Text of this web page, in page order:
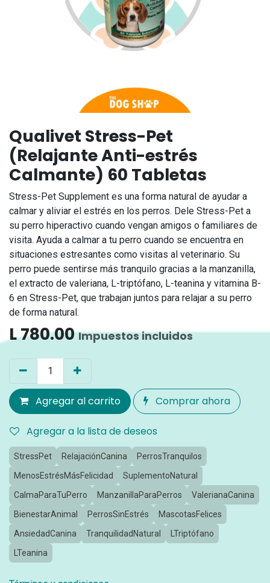
Qualivet Stress-Pet
(Relajante Anti-estrés
Calmante) 60 Tabletas
Stress-Pet Supplement es una forma natural de ayudar a
calmar y aliviar el estrés en los perros. Dele Stress-Pet a
su perro hiperactivo cuando vengan amigos o familiares de
visita. Ayuda a calmar a tu perro cuando se encuentra en
situaciones estresantes como visitas al veterinario. Su
perro puede sentirse más tranquilo gracias a la manzanilla,
el extracto de valeriana, L-triptófano, L-teanina y vitamina B-
6 en Stress-Pet, que trabajan juntos para relajar a su perro
de forma natural.
L780.00 Impuestos incluidos
Agregar al carrito Comprar ahora
Agregar a la lista de deseos
StressPet RelajaciónCanina
PerrosTranquilos
MenosEstrésMásFelicidad
SuplementoNatural
CalmaParaTuPerro
ManzanillaParaPerros
ValerianaCanina
BienestarAnimal
PerrosSinEstrés
MascotasFelices
AnsiedadCanina
TranquilidadNatural
LTriptófano
LTeanina